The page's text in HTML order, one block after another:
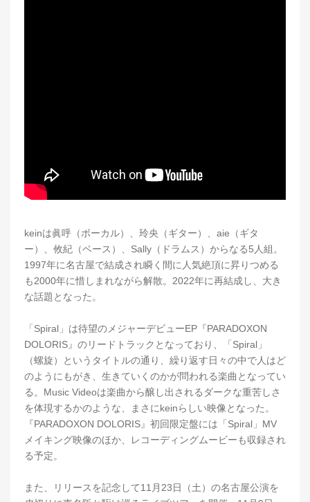
keinは眞呼（ボーカル）、玲央（ギター）、aie（ギタ
ー）、攸紀（ベース）、Sally（ドラムス）からなる5人組。
1997年に名古屋で結成され瞬く間に人気絶頂に昇りつめる
も2000年に惜しまれながら解散。2022年に再結成し、大き
な話題となった。
「Spiral」は待望のメジャーデビューEP『PARADOXON
DOLORIS』のリードトラックとなっており、「Spiral」
（螺旋）というタイトルの通り、繰り返す日々の中で人はど
のようにもがき、生きていくのかが問われる楽曲となってい
る。Music Videoは楽曲から醸し出されるダークな重苦しさ
を体現するかのような、まさにkeinらしい映像となった。
『PARADOXON DOLORIS』初回限定盤には「Spiral」MV
メイキング映像のほか、レコーディングムービーも収録され
る予定。
また、リリースを記念して11月23日（土）の名古屋公演を